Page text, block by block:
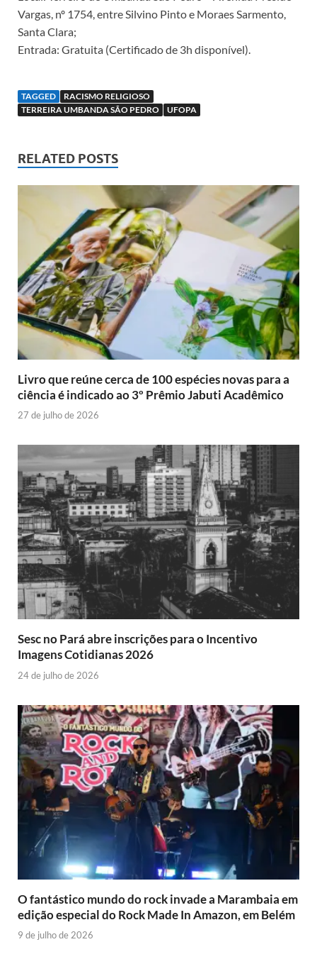
Vargas, nº 1754, entre Silvino Pinto e Moraes Sarmento,
Santa Clara;
Entrada: Gratuita (Certificado de 3h disponível).
TAGGED
RACISMO RELIGIOSO
TERREIRA UMBANDA SÃO PEDRO
UFOPA
RELATED POSTS
Livro que reúne cerca de 100 espécies novas para a
ciência é indicado ao 3º Prêmio Jabuti Acadêmico
27 de julho de 2026
Sesc no Pará abre inscrições para o Incentivo
Imagens Cotidianas 2026
24 de julho de 2026
O fantástico mundo do rock invade a Marambaia em
edição especial do Rock Made In Amazon, em Belém
9 de julho de 2026